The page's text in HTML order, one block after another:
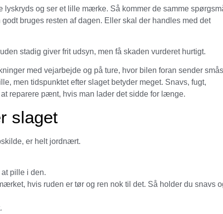
og ser et lille mærke. Så kommer de samme
bruges resten af dagen. Eller skal der handles med det
stadig giver frit udsyn, men få skaden vurderet hurtigt.
med vejarbejde og på ture, hvor bilen foran sender
men tidspunktet efter slaget betyder meget. Snavs, fugt,
reparere pænt, hvis man lader det sidde for længe.
slaget
er helt jordnært.
pille i den.
hvis ruden er tør og ren nok til det. Så holder du snavs